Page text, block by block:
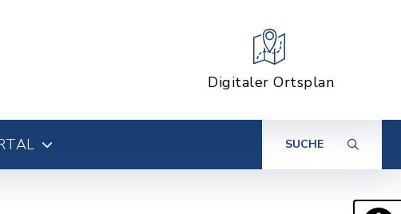
Digitaler Ortsplan
SUCHE